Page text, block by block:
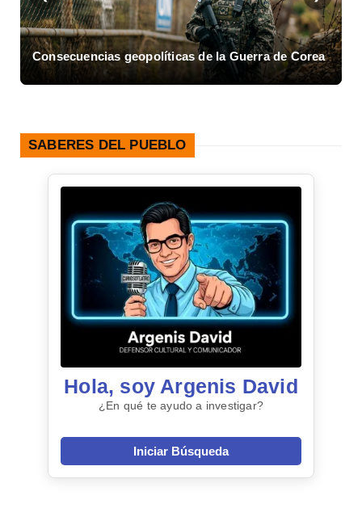
Consecuencias geopolíticas de la Guerra de Corea
SABERES DEL PUEBLO
Hola, soy Argenis David
¿En qué te ayudo a investigar?
Iniciar Búsqueda